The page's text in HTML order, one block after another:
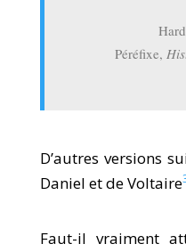
Péréfixe,
D’autres versions
Daniel et de Voltaire
Faut-il vraiment